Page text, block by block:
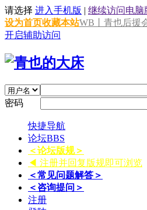
请选择 进入手机版 | 继续访问电脑
设为首页收藏本站WB丨青也后援
开启辅助访问
密码
快捷导航
论坛BBS
＜论坛版规＞
◀ 注册并回复版规即可浏览
＜常见问题解答＞
＜咨询提问＞
注册